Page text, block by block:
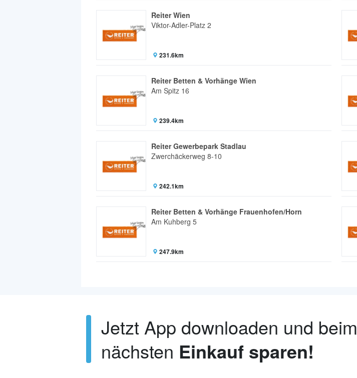
Reiter Wien
Viktor-Adler-Platz 2
231.6km
Reiter Betten & Vorhänge Wien
Am Spitz 16
239.4km
Reiter Gewerbepark Stadlau
Zwerchäckerweg 8-10
242.1km
Reiter Betten & Vorhänge Frauenhofen/Horn
Am Kuhberg 5
247.9km
Jetzt App downloaden und beim
nächsten Einkauf sparen!